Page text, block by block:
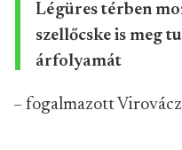
Légüres térben
szellőcske is meg
árfolyamát
– fogalmazott